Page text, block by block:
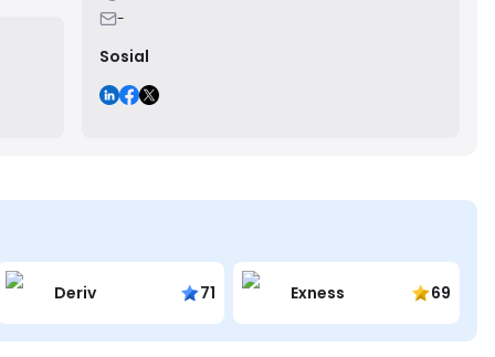
-
Sosial
Deriv 71 Exness 69